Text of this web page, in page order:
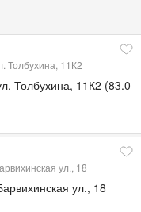
Толбухина, 11К2
Толбухина, 11К2 (83.0
ул., 18
ул., 18